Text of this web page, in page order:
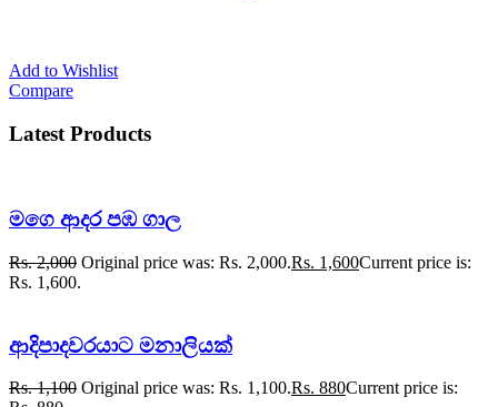
Add to Wishlist
Compare
Latest Products
මගෙ ආදර පඹ ගාල
Rs.2,000 Original price was: Rs. 2,000.Rs. 1,600Current price is:
Rs. 1,600.
ආදිපාදවරයාට මනාලියක්
Rs.1,100 Original price was: Rs. 1,100.Rs. 880Current price is: